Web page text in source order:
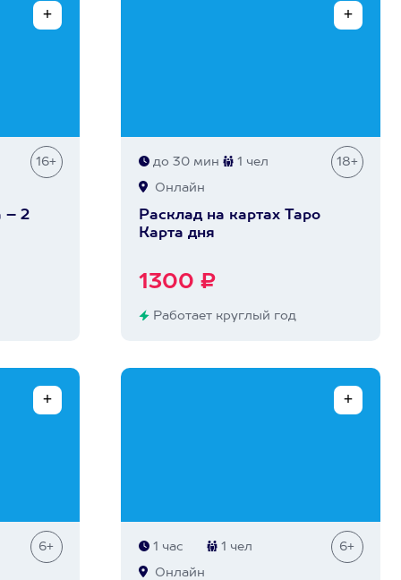
16+
– 2
до 30 мин 1 чел 18+
Онлайн
Расклад на картах Таро
Карта дня
1300 ₽
Работает круглый год
6+ 1 час 1 чел 6+
Онлайн